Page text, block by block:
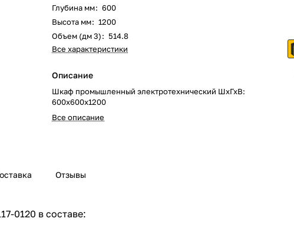
Глубина мм: 600
Высота мм: 1200
Объем (дм 3): 514.8
Все характеристики
Описание
Шкаф промышленный электротехнический ШхГхВ:
600х600х1200
Все описание
Отзывы
0120 в составе: